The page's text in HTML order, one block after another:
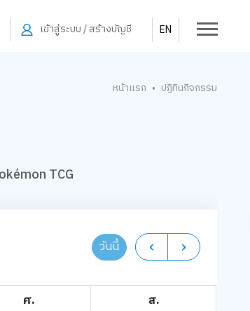
เข้าสู่ระบบ / สร้างบัญชี EN
หน้าแรก • ปฏิทินกิจกรรม
TCG
วันนี้
ศ.
ส.